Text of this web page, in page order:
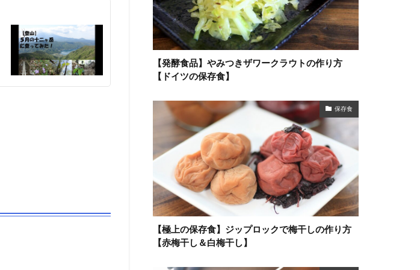
【発酵食品】やみつきザワークラウトの作り方
【ドイツの保存食】
保存食
【極上の保存食】ジップロックで梅干しの作り方
【赤梅干し＆白梅干し】